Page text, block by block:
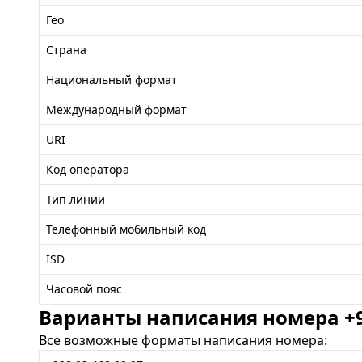
Гео
Страна
Национальный формат
Международный формат
URI
Код оператора
Тип линии
Телефонный мобильный код
ISD
Часовой пояс
Варианты написания номера
Все возможные форматы написания номера: